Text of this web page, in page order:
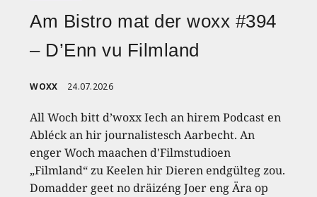
Am Bistro mat der woxx #394
– D’Enn vu Filmland
WOXX 24.07.2026
All Woch bitt d’woxx Iech an hirem Podcast en
Abléck an hir journalistesch Aarbecht. An
enger Woch maachen d'Filmstudioen
„Filmland“ zu Keelen hir Dieren endgülteg zou.
Domadder geet no dräizéng Joer eng Ära op